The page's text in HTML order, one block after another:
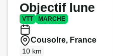
Objectif lune
VTT MARCHE
Cousolre, France
10 km